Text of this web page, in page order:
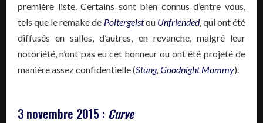
première liste. Certains sont bien connus d’entre vous,
tels que le remake de Poltergeistou Unfriended, qui ont été
diffusés en salles, d’autres, en revanche, malgré leur
notoriété, n’ont pas eu cet honneur ou ont été projeté de
manière assez confidentielle (Stung, Goodnight Mommy).
3 novembre 2015 : Curve